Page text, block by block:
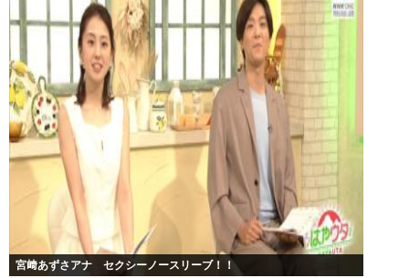
宮﨑あずさアナ セクシーノースリーブ！！